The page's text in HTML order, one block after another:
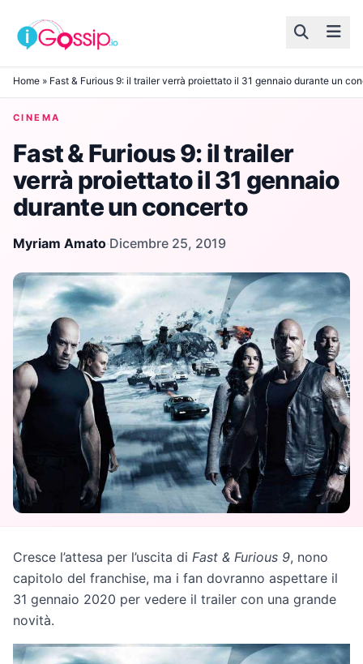
Skip to content
Home » Fast & Furious 9: il trailer verrà proiettato il 31 gennaio durante un
CINEMA
Fast & Furious 9: il trailer
verrà proiettato il 31 gennaio
durante un concerto
Myriam Amato·Dicembre 25, 2019
Cresce l’attesa per l’uscita di Fast & Furious 9, nono
capitolo del franchise, ma i fan dovranno aspettare il
31 gennaio 2020 per vedere il trailer con una grande
novità.